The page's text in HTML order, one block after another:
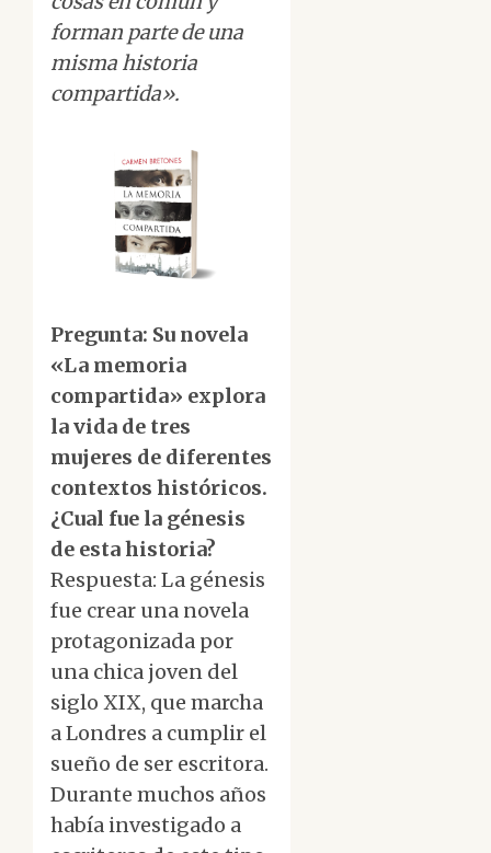
forman parte de una
misma historia
compartida».
Pregunta: Su novela
«La memoria
compartida» explora
la vida de tres
mujeres de diferentes
contextos históricos.
¿Cual fue la génesis
de esta historia?
Respuesta: La génesis
fue crear una novela
protagonizada por
una chica joven del
siglo XIX, que marcha
a Londres a cumplir el
sueño de ser escritora.
Durante muchos años
había investigado a